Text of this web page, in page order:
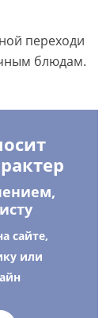
переходи
блюдам.
сайте,
или